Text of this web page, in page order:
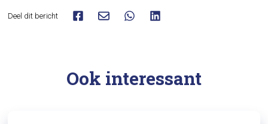
Deel dit bericht
Ook interessant